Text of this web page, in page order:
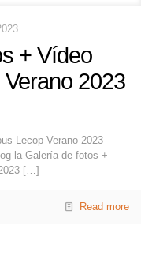
+ Vídeo
2023
Lecop Verano 2023
la Galería de fotos +
[…]
Read more